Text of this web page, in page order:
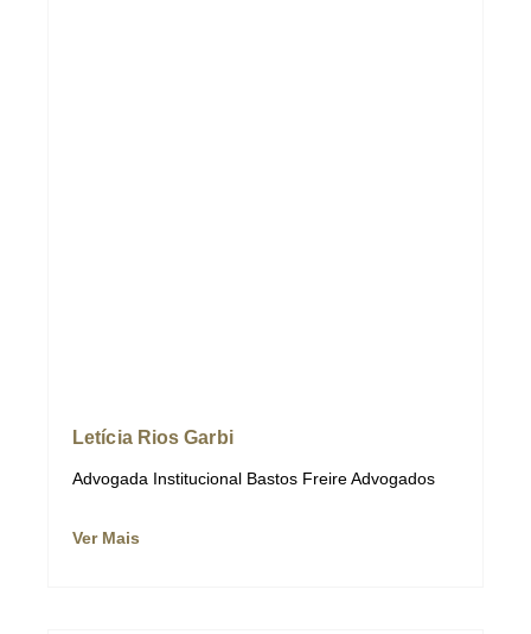
Letícia Rios Garbi
Advogada Institucional Bastos Freire Advogados
Ver Mais